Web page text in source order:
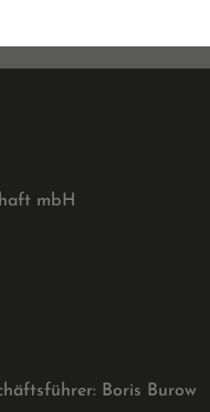
mbH
Boris Burow